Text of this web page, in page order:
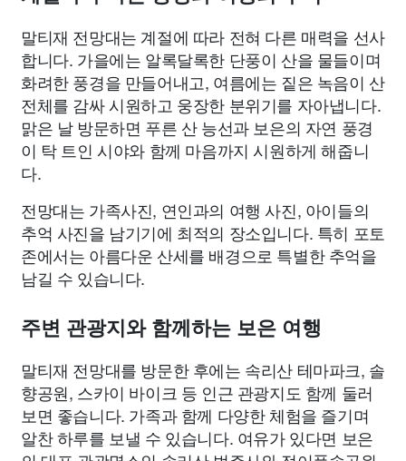
말티재 전망대는 계절에 따라 전혀 다른 매력을 선사
합니다. 가을에는 알록달록한 단풍이 산을 물들이며
화려한 풍경을 만들어내고, 여름에는 짙은 녹음이 산
전체를 감싸 시원하고 웅장한 분위기를 자아냅니다.
맑은 날 방문하면 푸른 산 능선과 보은의 자연 풍경
이 탁 트인 시야와 함께 마음까지 시원하게 해줍니
다.
전망대는 가족사진, 연인과의 여행 사진, 아이들의
추억 사진을 남기기에 최적의 장소입니다. 특히 포토
존에서는 아름다운 산세를 배경으로 특별한 추억을
남길 수 있습니다.
주변 관광지와 함께하는 보은 여행
말티재 전망대를 방문한 후에는 속리산 테마파크, 솔
향공원, 스카이 바이크 등 인근 관광지도 함께 둘러
보면 좋습니다. 가족과 함께 다양한 체험을 즐기며
알찬 하루를 보낼 수 있습니다. 여유가 있다면 보은